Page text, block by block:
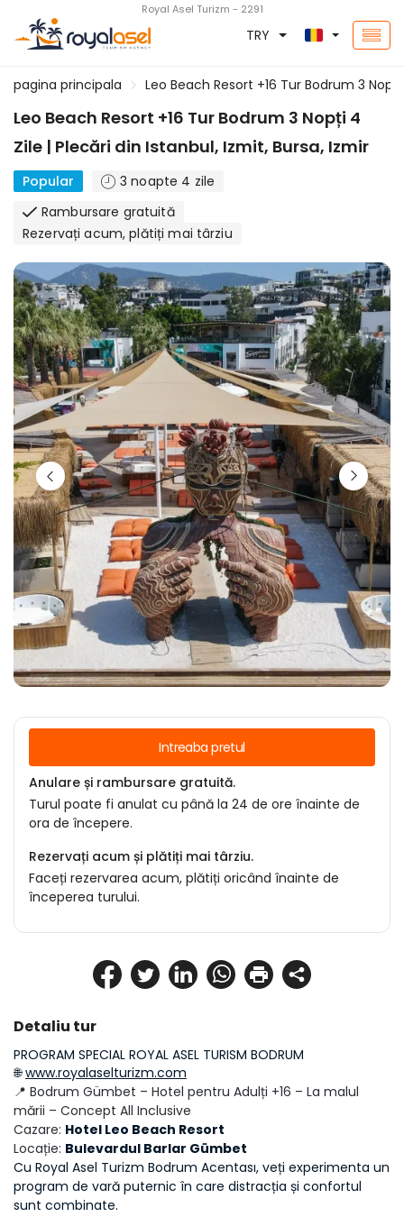
Royal Asel Turizm - 2291
TRY
pagina principala Leo Beach Resort +16 Tur Bodrum 3
Leo Beach Resort +16 Tur Bodrum 3 Nopți 4
Zile | Plecări din Istanbul, Izmit, Bursa, Izmir
Popular
3 noapte 4 zile
Rambursare gratuită
Rezervați acum, plătiți mai târziu
Detaliu tur
PROGRAM SPECIAL ROYAL ASEL TURISM BODRUM
🌐 www.royalaselturizm.com
📍 Bodrum Gümbet – Hotel pentru Adulți +16 – La malul
mării – Concept All Inclusive
Cazare: Hotel Leo Beach Resort
Locație: Bulevardul Barlar Gümbet
Cu Royal Asel Turizm Bodrum Acentası, veți experimenta un
program de vară puternic în care distracția și confortul
sunt combinate.
Intreaba pretul
Anulare și rambursare gratuită.
Turul poate fi anulat cu până la 24 de ore înainte de
ora de începere.
Rezervați acum și plătiți mai târziu.
Faceți rezervarea acum, plătiți oricând înainte de
începerea turului.